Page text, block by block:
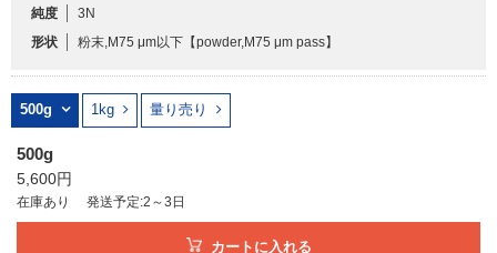
純度
3N
形状
粉末,M75 μm以下 【powder,M75 μm pass】
500g 1kg 量り売り
500g
5,600円
在庫あり 発送予定:2～3日
カートに入れる